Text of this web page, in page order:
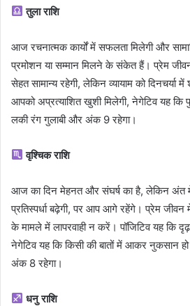
तुला राशि
आज रचनात्मक कार्यों में सफलता मिलेगी और
प्रमोशन या सम्मान मिलने के संकेत हैं। प्रेम
सेहत सामान्य रहेगी, लेकिन व्यायाम को दिनचर्या
आपको अप्रत्याशित खुशी मिलेगी, नेगेटिव यह कि
लकी रंग गुलाबी और अंक 9 रहेगा।
वृश्चिक राशि
आज का दिन मेहनत और संघर्ष का है, लेकिन अंत
प्रतिस्पर्धा बढ़ेगी, पर आप आगे रहेंगे। प्रेम जीवन
के मामले में लापरवाही न करें। पॉजिटिव यह कि
नेगेटिव यह कि किसी की बातों में आकर नुकसान
अंक 8 रहेगा।
धनु राशि